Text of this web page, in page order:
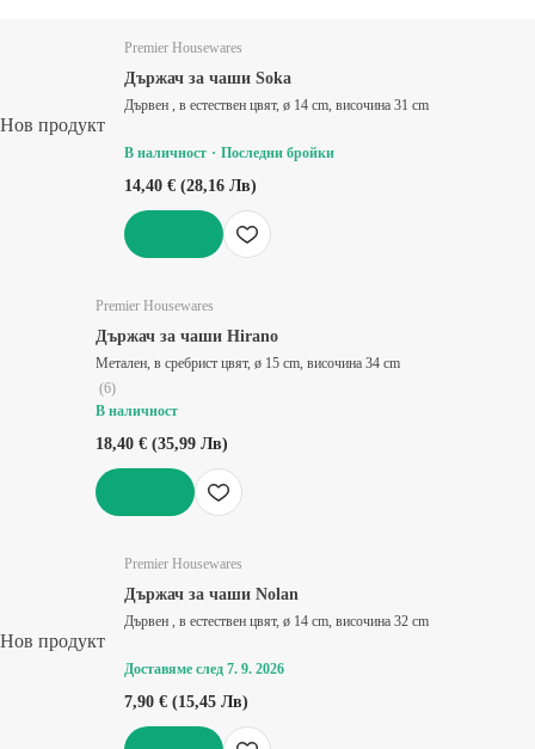
Нов продукт
Premier Housewares
Държач за чаши Soka
Дървен , в естествен цвят, ø 14 cm, височина 31 cm
В наличност Последни бройки
14,40 € (28,16 Лв)
Premier Housewares
Държач за чаши Hirano
Метален, в сребрист цвят, ø 15 cm, височина 34 cm
(6)
В наличност
18,40 € (35,99 Лв)
Нов продукт
Premier Housewares
Държач за чаши Nolan
Дървен , в естествен цвят, ø 14 cm, височина 32 cm
Доставяме след 7. 9. 2026
7,90 € (15,45 Лв)